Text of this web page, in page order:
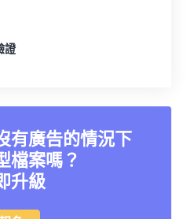
證
有廣告的情況下
檔案嗎？
升級